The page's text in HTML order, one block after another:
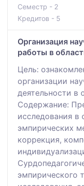
Семестр - 2
Кредитов - 5
Организация
работы в
Цель:
организации
деятельности в
Содержание:
исследования в
эмпирических
коррекция,
эмпирического